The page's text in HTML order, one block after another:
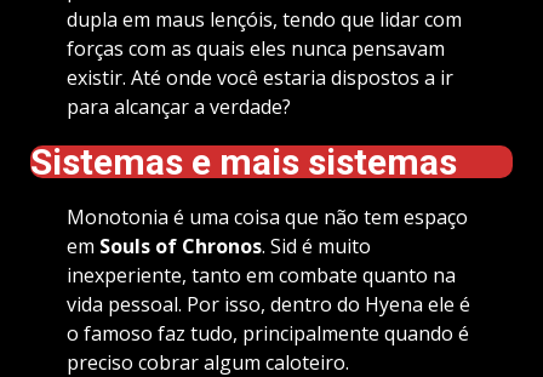
dupla em maus lençóis, tendo que lidar com
forças com as quais eles nunca pensavam
existir. Até onde você estaria dispostos a ir
para alcançar a verdade?
Sistemas e mais sistemas
Monotonia é uma coisa que não tem espaço
em Souls of Chronos. Sid é muito
inexperiente, tanto em combate quanto na
vida pessoal. Por isso, dentro do Hyena ele é
o famoso faz tudo, principalmente quando é
preciso cobrar algum caloteiro.